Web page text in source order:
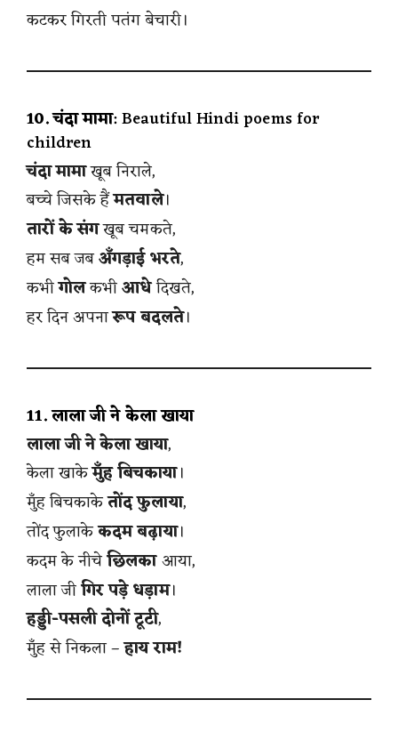
कटकर गिरती पतंग बेचारी।
10. चंदा मामा: Beautiful Hindi poems for
children
चंदा मामाखूब निराले,
बच्चे जिसके हैंमतवाले।
तारों के संगखूब चमकते,
हम सब जबअँगड़ाई भरते,
कभीगोलकभीआधेदिखते,
हर दिन अपनारूप बदलते।
11. लाला जी ने केला खाया
लाला जी ने केला खाया,
केला खाकेमुँह बिचकाया।
मुँह बिचकाकेतोंद फुलाया,
तोंद फुलाकेकदम बढ़ाया।
कदम के नीचेछिलकाआया,
लाला जीगिर पड़े धड़ाम।
हड्डी-पसली दोनों टूटी,
मुँह से निकला –हाय राम!